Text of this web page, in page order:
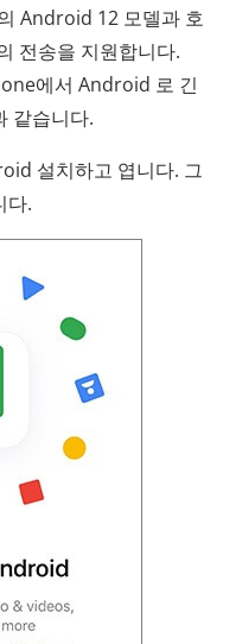
Android 12 모델과 호
전송을 지원합니다.
에서 Android 로 긴
같습니다.
설치하고 엽니다. 그
다.